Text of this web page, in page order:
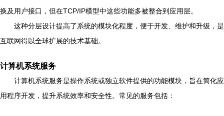
换及用户接口，但在TCP/IP模型中这些功能多被整合到应用层。
这种分层设计提高了系统的模块化程度，便于开发、维护和升级，是
互联网得以全球扩展的技术基础。
计算机系统服务
计算机系统服务是操作系统或独立软件提供的功能模块，旨在简化应
用程序开发，提升系统效率和安全性。常见的服务包括：